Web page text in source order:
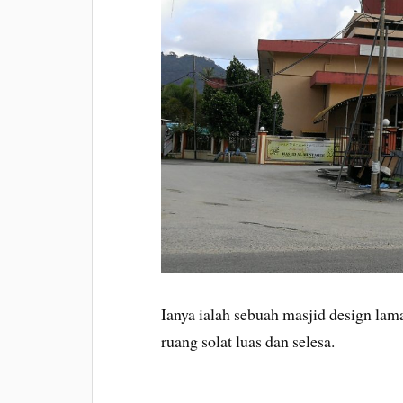
Ianya ialah sebuah masjid design
ruang solat luas dan selesa.